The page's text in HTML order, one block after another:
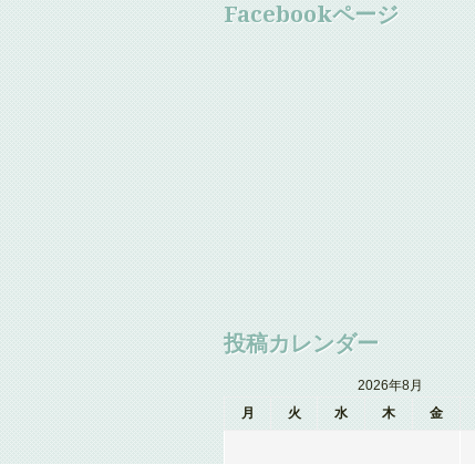
Facebookページ
投稿カレンダー
2026年8月
月
火 水 木 金